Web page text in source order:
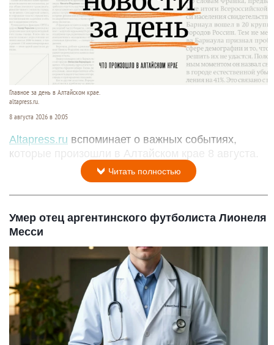
Главное за день в Алтайском крае.
altapress.ru.
8 августа 2026 в 20:05
Altapress.ru вспоминает о важных событиях,
которые произошли в Алтайском крае 8 августа.
Читать полностью
Умер отец аргентинского футболиста Лионеля
Месси